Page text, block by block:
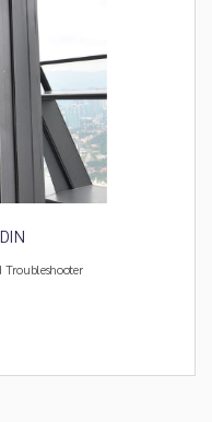
Troubleshooter